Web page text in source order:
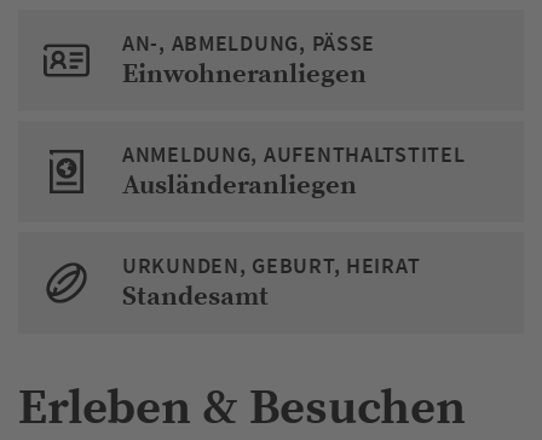
AN-, ABMELDUNG, PÄSSE
Einwohneranliegen
ANMELDUNG, AUFENTHALTSTITEL
Ausländeranliegen
URKUNDEN, GEBURT, HEIRAT
Standesamt
Erleben & Besuchen